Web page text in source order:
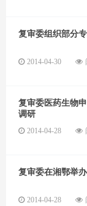
复审委组织部分
2014-04-30
复审委医药生物
调研
2014-04-28
复审委在湘鄂举
2014-04-28